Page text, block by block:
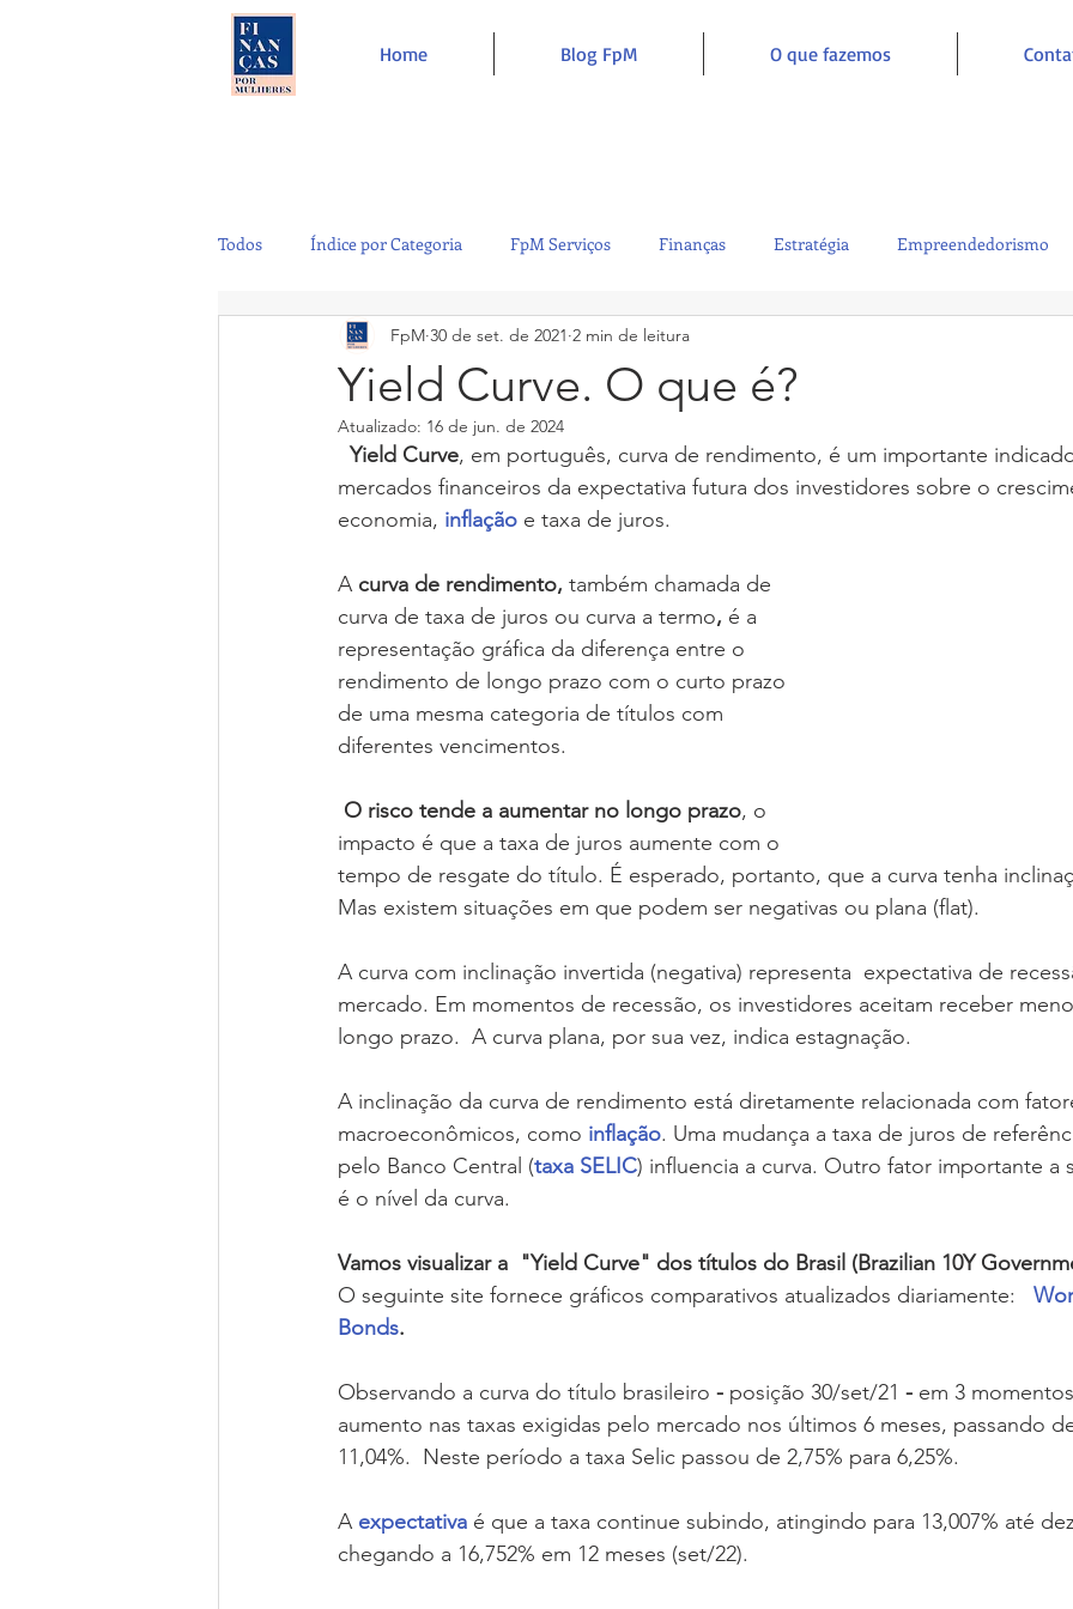
Home Blog FpM O que fazemos
Todos Índice por Categoria FpM Serviços Finanças Estratégia Empreendedorismo
Controladoria Sustentabilidade
Café e Amigos Top 12
Yield Curve. O que é?
FpM 30 de set. de 2021 2 min de leitura
Atualizado: 16 de jun. de 2024
  Yield Curve
, em português, curva de rendimento, é um importante
mercados financeiros da expectativa futura dos investidores sobre o
economia, inflação e taxa de juros.
A curva de rendimento, também chamada de
curva de taxa de juros ou curva a termo, é a
representação gráfica da diferença entre o
rendimento de longo prazo com o curto prazo
de uma mesma categoria de títulos com
diferentes vencimentos.
O risco tende a aumentar no longo prazo, o
impacto é que a taxa de juros aumente com o
tempo de resgate do título. É esperado, portanto, que a curva tenha
Mas existem situações em que podem ser negativas ou plana (flat).
A curva com inclinação invertida (negativa) representa  expectativa de
mercado. Em momentos de recessão, os investidores aceitam receber
longo prazo.  A curva plana, por sua vez, indica estagnação.
A inclinação da curva de rendimento está diretamente relacionada com
macroeconômicos, como inflação. Uma mudança a taxa de juros de
pelo Banco Central (taxa SELIC) influencia a curva. Outro fator importante a
é o nível da curva.
Vamos visualizar a  "Yield Curve" dos títulos do Brasil (Brazilian 10Y
O seguinte site fornece gráficos comparativos atualizados diariamente:
Bonds.
Observando a curva do título brasileiro - posição 30/set/21 - em 3 momentos
aumento nas taxas exigidas pelo mercado nos últimos 6 meses, passando
11,04%.  Neste período a taxa Selic passou de 2,75% para 6,25%.
A expectativa é que a taxa continue subindo, atingindo para 13,007% até
chegando a 16,752% em 12 meses (set/22).